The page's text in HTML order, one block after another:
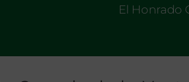
El Honrado